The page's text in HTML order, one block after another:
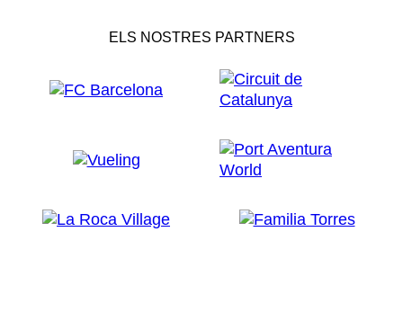
ELS NOSTRES PARTNERS